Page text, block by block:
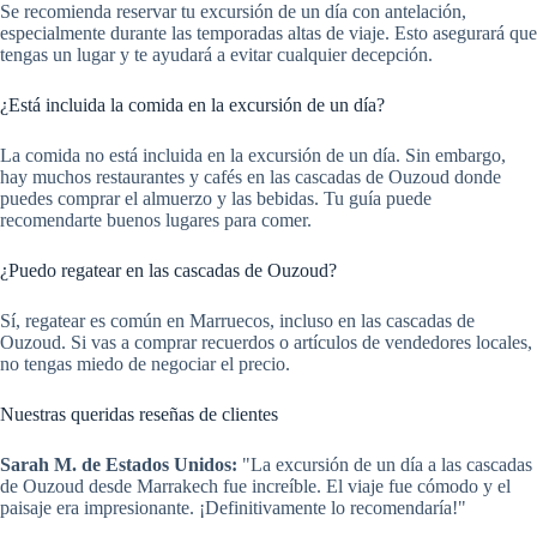
Se recomienda reservar tu excursión de un día con antelación,
especialmente durante las temporadas altas de viaje. Esto asegurará que
tengas un lugar y te ayudará a evitar cualquier decepción.
¿Está incluida la comida en la excursión de un día?
La comida no está incluida en la excursión de un día. Sin embargo,
hay muchos restaurantes y cafés en las cascadas de Ouzoud donde
puedes comprar el almuerzo y las bebidas. Tu guía puede
recomendarte buenos lugares para comer.
¿Puedo regatear en las cascadas de Ouzoud?
Sí, regatear es común en Marruecos, incluso en las cascadas de
Ouzoud. Si vas a comprar recuerdos o artículos de vendedores locales,
no tengas miedo de negociar el precio.
Nuestras queridas reseñas de clientes
Sarah M. de Estados Unidos: "La excursión de un día a las cascadas
de Ouzoud desde Marrakech fue increíble. El viaje fue cómodo y el
paisaje era impresionante. ¡Definitivamente lo recomendaría!"